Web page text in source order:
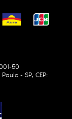
50
Paulo - SP, CEP: